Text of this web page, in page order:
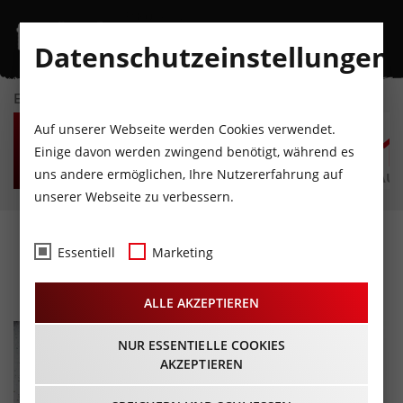
EVENTKALENDER
SA
8
AUGUST
SO
9
AUGUST
MO
10
AUGUST
DI
11
AUGUST
MI
12
AUGUST
Markus Koschuh
25.06.2026 - Beginn 20:00 Uhr
Datenschutzeinstellungen
Auf unserer Webseite werden Cookies verwendet.
Einige davon werden zwingend benötigt, während es
uns andere ermöglichen, Ihre Nutzererfahrung auf
unserer Webseite zu verbessern.
Essentiell Marketing
ALLE AKZEPTIEREN
NUR ESSENTIELLE COOKIES
AKZEPTIEREN